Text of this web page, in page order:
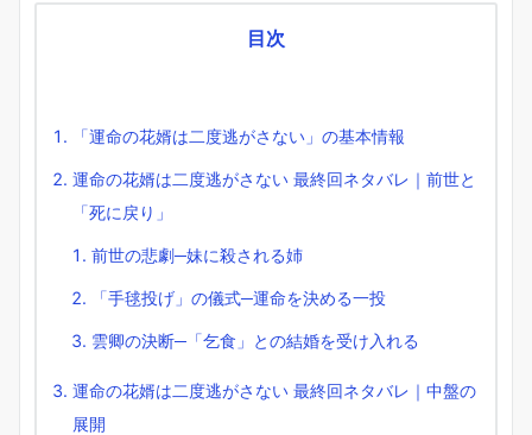
目次
「運命の花婿は二度逃がさない」の基本情報
運命の花婿は二度逃がさない 最終回ネタバレ｜前世と
「死に戻り」
前世の悲劇─妹に殺される姉
「手毬投げ」の儀式─運命を決める一投
雲卿の決断─「乞食」との結婚を受け入れる
運命の花婿は二度逃がさない 最終回ネタバレ｜中盤の
展開